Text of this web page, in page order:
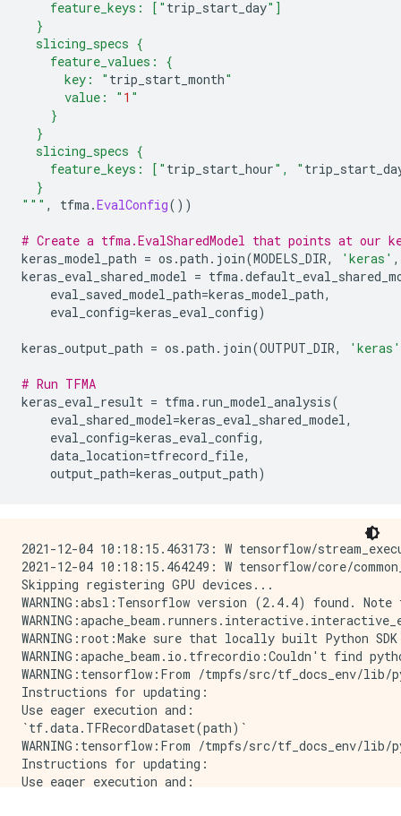
feature_keys: [" trip_start_day"]
}
slicing_specs {
feature_values: {
key: " trip_start_month"
value: " 1 "
}
}
slicing_specs {
feature_keys: [" trip_start_hour", "
}
""" , tfma.EvalConfig())
# Create a tfma.EvalSharedModel that points at our
keras_model_path = os .path . join(MODELS_DIR, 'keras' ,
keras_eval_shared_model = tfma.
eval_saved_model_path=keras_model_path,
eval_config=keras_eval_config)
keras_output_path = os .path . join(OUTPUT_DIR, 'keras'
# Run TFMA
keras_eval_result = tfma. run_model_analysis(
eval_shared_model=keras_eval_shared_model,
eval_config=keras_eval_config,
data_location=tfrecord_file,
output_path=keras_output_path)
2021-12-04 10:18:15.463173: W tensorflow/
2021-12-04 10:18:15.464249: W tensorflow/core/
Skipping registering GPU devices...
WARNING:absl:Tensorflow version (2.4.4) found.
WARNING:root:Make sure that locally built Python
WARNING:apache_beam.io.tfrecordio:Couldn't find
WARNING:tensorflow:From /tmpfs/src/
Instructions for updating:
Use eager execution and:
`tf.data.TFRecordDataset(path)`
WARNING:tensorflow:From /tmpfs/src/
Instructions for updating:
Use eager execution and: